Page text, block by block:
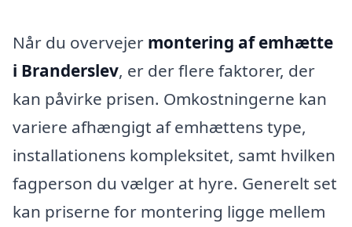
Når du overvejer montering af emhætte
i Branderslev, er der flere faktorer, der
kan påvirke prisen. Omkostningerne kan
variere afhængigt af emhættens type,
installationens kompleksitet, samt hvilken
fagperson du vælger at hyre. Generelt set
kan priserne for montering ligge mellem